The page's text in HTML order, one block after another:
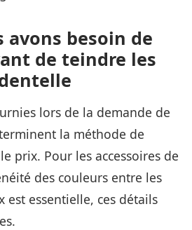
avons besoin de
de teindre les
lors de la demande de
la méthode de
prix. Pour les accessoires de
des couleurs entre les
est essentielle, ces détails